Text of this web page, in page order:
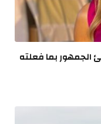
الجمهور بما فعلته